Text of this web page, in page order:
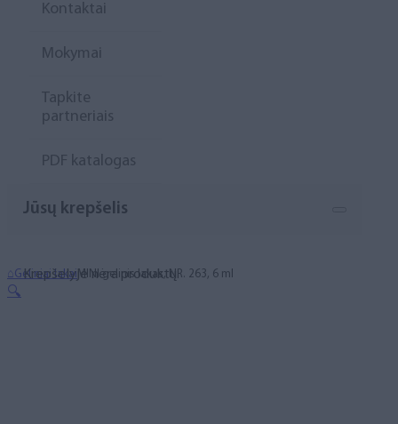
Kontaktai
Mokymai
Tapkite
partneriais
PDF katalogas
Jūsų krepšelis
Krepšelyje nėra produktų.
⌂Geliniai lakai MINI gelinis lakas, NR. 263, 6 ml
🔍